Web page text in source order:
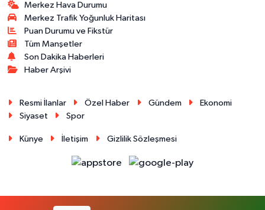
Merkez Hava Durumu
Merkez Trafik Yoğunluk Haritası
Puan Durumu ve Fikstür
Tüm Manşetler
Son Dakika Haberleri
Haber Arşivi
Resmi İlanlar Özel Haber Gündem
Ekonomi
Siyaset
Spor
Künye İletişim Gizlilik Sözleşmesi